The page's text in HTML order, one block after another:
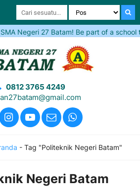
Negeri 27 Batam! Be part of a
0812 3765 4249
- Tag "Politeknik Negeri Batam"
Negeri Batam